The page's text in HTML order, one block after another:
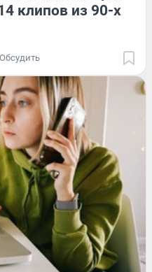
клипов из 90-х
Обсудить